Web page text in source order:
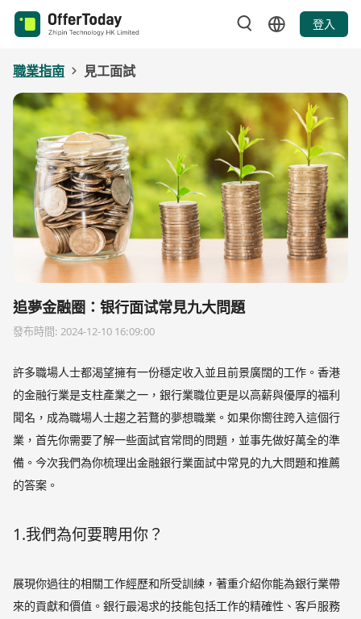
登入
職業指南 見工面試
追夢金融圈：银行面试常見九大問題
發布時間: 2024-12-10 16:09:00
許多職場人士都渴望擁有一份穩定收入並且前景廣闊的工作。香港
的金融行業是支柱產業之一，銀行業職位更是以高薪與優厚的福利
聞名，成為職場人士趨之若鶩的夢想職業。如果你嚮往跨入這個行
業，首先你需要了解一些面試官常問的問題，並事先做好萬全的準
備。今次我們為你梳理出金融銀行業面試中常見的九大問題和推薦
的答案。
1.我們為何要聘用你？
展現你過往的相關工作經歷和所受訓練，著重介紹你能為銀行業帶
來的貢獻和價值。銀行最渴求的技能包括工作的精確性、客戶服務